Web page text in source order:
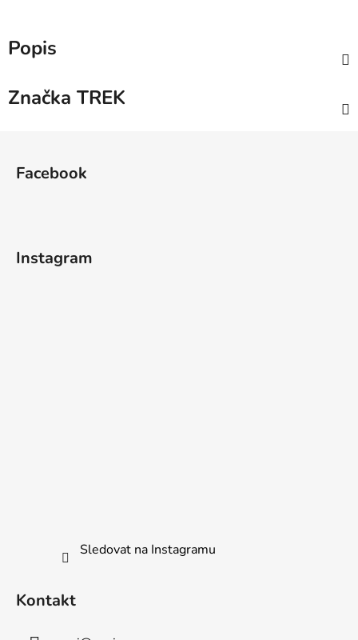
Popis
Značka TREK
Facebook
Instagram
Sledovat na Instagramu
Kontakt